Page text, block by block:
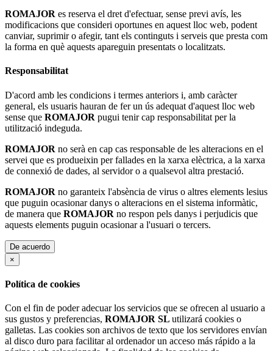
ROMAJOR es reserva el dret d'efectuar, sense previ avís, les
modificacions que consideri oportunes en aquest lloc web, podent
canviar, suprimir o afegir, tant els continguts i serveis que presta com
la forma en què aquests apareguin presentats o localitzats.
Responsabilitat
D'acord amb les condicions i termes anteriors i, amb caràcter
general, els usuaris hauran de fer un ús adequat d'aquest lloc web
sense que ROMAJOR pugui tenir cap responsabilitat per la
utilització indeguda.
ROMAJOR no serà en cap cas responsable de les alteracions en el
servei que es produeixin per fallades en la xarxa elèctrica, a la xarxa
de connexió de dades, al servidor o a qualsevol altra prestació.
ROMAJOR no garanteix l'absència de virus o altres elements lesius
que puguin ocasionar danys o alteracions en el sistema informàtic,
de manera que ROMAJOR no respon pels danys i perjudicis que
aquests elements puguin ocasionar a l'usuari o tercers.
De acuerdo
×
Política de cookies
Con el fin de poder adecuar los servicios que se ofrecen al usuario a
sus gustos y preferencias, ROMAJOR SL utilizará cookies o
galletas. Las cookies son archivos de texto que los servidores envían
al disco duro para facilitar al ordenador un acceso más rápido a la